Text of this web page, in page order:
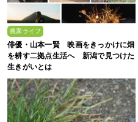
農家ライフ
俳優・山本一賢 映画をきっかけに畑
を耕す二拠点生活へ 新潟で見つけた
生きがいとは